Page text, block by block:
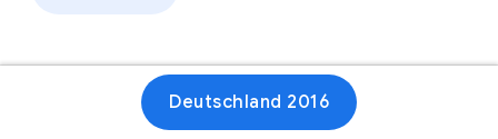
Deutschland 2016